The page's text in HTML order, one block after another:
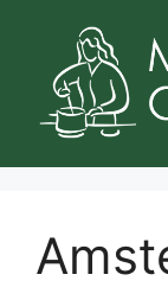
innhold